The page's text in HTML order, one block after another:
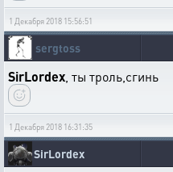
1 Декабря 2018 15:56:51
sergtoss
SirLordex , ты троль,сгинь
1 Декабря 2018 16:31:35
SirLordex